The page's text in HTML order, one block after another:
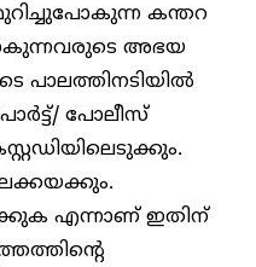
കന്തറ
അഭയ
പാലത്തിനടിയിൽ
പോലീസ്
എന്നാണ് ഇതിന്